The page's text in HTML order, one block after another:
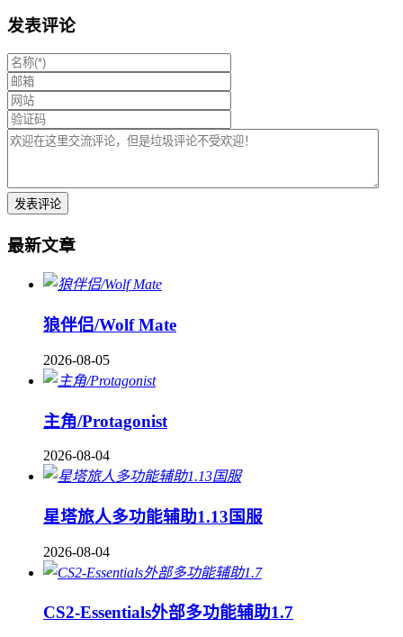
发表评论
最新文章
狼伴侣/Wolf Mate
2026-08-05
主角/Protagonist
2026-08-04
星塔旅人多功能辅助1.13国服
2026-08-04
CS2-Essentials外部多功能辅助1.7